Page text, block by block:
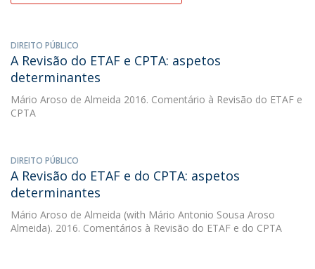
DIREITO PÚBLICO
A Revisão do ETAF e CPTA: aspetos
determinantes
Mário Aroso de Almeida 2016. Comentário à Revisão do ETAF e
CPTA
DIREITO PÚBLICO
A Revisão do ETAF e do CPTA: aspetos
determinantes
Mário Aroso de Almeida (with Mário Antonio Sousa Aroso
Almeida). 2016. Comentários à Revisão do ETAF e do CPTA